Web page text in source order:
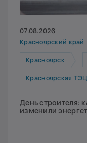
07.08.2026
Красноярский край
Красноярск
Красноярская
День строителя:
изменили